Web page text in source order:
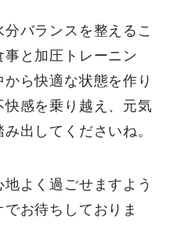
バランスを整えるこ
と加圧トレーニン
ら快適な状態を作り
感を乗り越え、元気
出してくださいね。
よく過ごせますよう
お待ちしておりま